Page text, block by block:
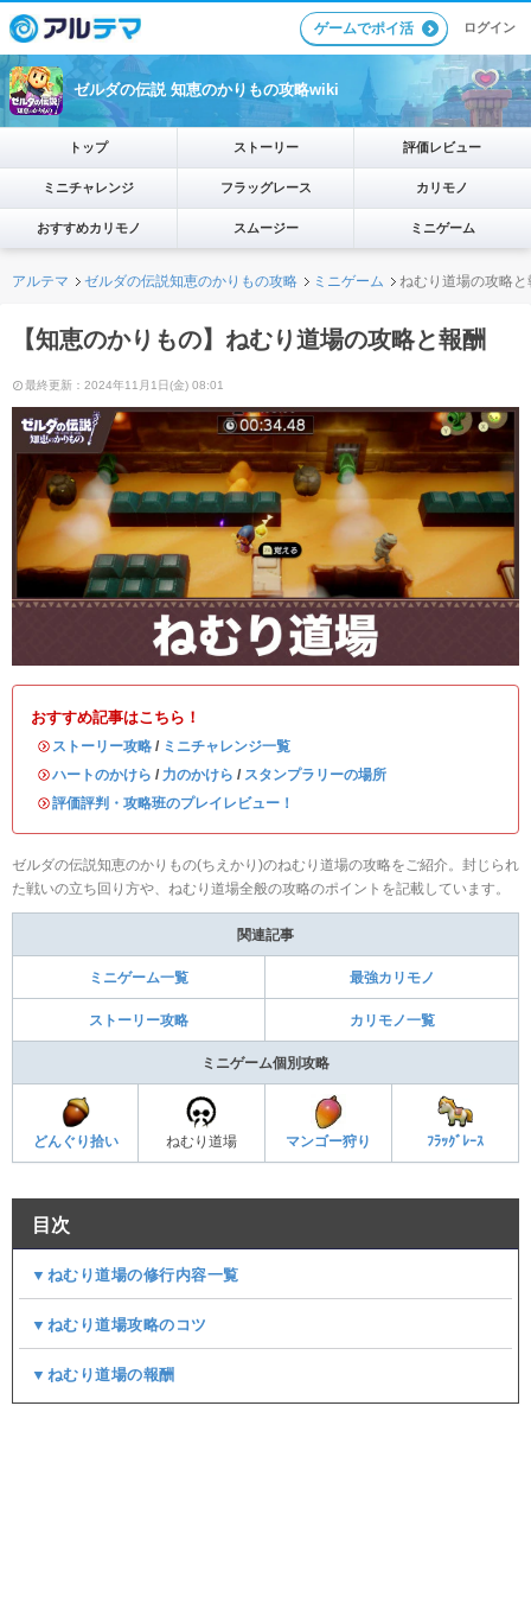
ゲームでポイ活 ログイン
ゼルダの伝説 知恵のかりもの攻略wiki
トップ ストーリー 評価レビュー
ミニチャレンジ フラッグレース カリモノ
おすすめカリモノ スムージー ミニゲーム
アルテマ ゼルダの伝説知恵のかりもの攻略 ミニゲーム ねむり道場の攻略と
【知恵のかりもの】ねむり道場の攻略と報酬
最終更新：2024年11月1日(金) 08:01
おすすめ記事はこちら！
・ ストーリー攻略 / ミニチャレンジ一覧
・ハートのかけら / 力のかけら / スタンプラリーの場所
・評価評判・攻略班のプレイレビュー！
ゼルダの伝説知恵のかりもの(ちえかり)のねむり道場の攻略をご紹介。封じられ
た戦いの立ち回り方や、ねむり道場全般の攻略のポイントを記載しています。
関連記事
ミニゲーム一覧 最強カリモノ
ストーリー攻略 カリモノ一覧
ミニゲーム個別攻略
どんぐり拾い ねむり道場 マンゴー狩り ﾌﾗｯｸﾞﾚｰｽ
目次
▼ねむり道場の修行内容一覧
▼ねむり道場攻略のコツ
▼ねむり道場の報酬